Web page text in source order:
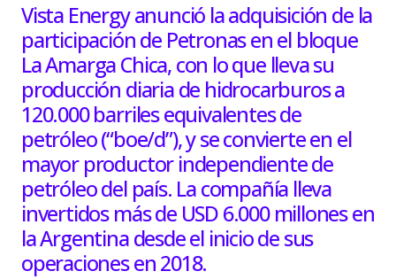
Vista Energy anunció la adquisición de la
participación de Petronas en el bloque
La Amarga Chica, con lo que lleva su
producción diaria de hidrocarburos a
120.000 barriles equivalentes de
petróleo (“boe/d”), y se convierte en el
mayor productor independiente de
petróleo del país. La compañía lleva
invertidos más de USD 6.000 millones en
la Argentina desde el inicio de sus
operaciones en 2018.